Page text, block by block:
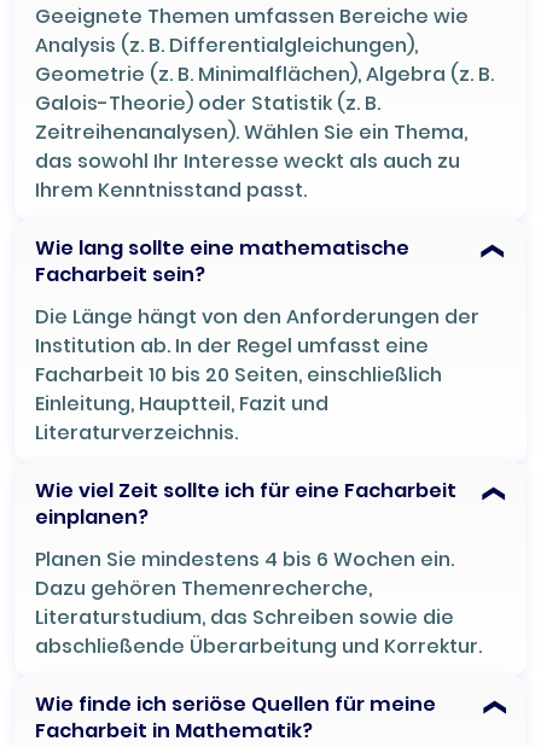
Geeignete Themen umfassen Bereiche wie
Analysis (z. B. Differentialgleichungen),
Geometrie (z. B. Minimalflächen), Algebra (z. B.
Galois-Theorie) oder Statistik (z. B.
Zeitreihenanalysen). Wählen Sie ein Thema,
das sowohl Ihr Interesse weckt als auch zu
Ihrem Kenntnisstand passt.
Wie lang sollte eine mathematische
Facharbeit sein?
Die Länge hängt von den Anforderungen der
Institution ab. In der Regel umfasst eine
Facharbeit 10 bis 20 Seiten, einschließlich
Einleitung, Hauptteil, Fazit und
Literaturverzeichnis.
Wie viel Zeit sollte ich für eine Facharbeit
einplanen?
Planen Sie mindestens 4 bis 6 Wochen ein.
Dazu gehören Themenrecherche,
Literaturstudium, das Schreiben sowie die
abschließende Überarbeitung und Korrektur.
Wie finde ich seriöse Quellen für meine
Facharbeit in Mathematik?